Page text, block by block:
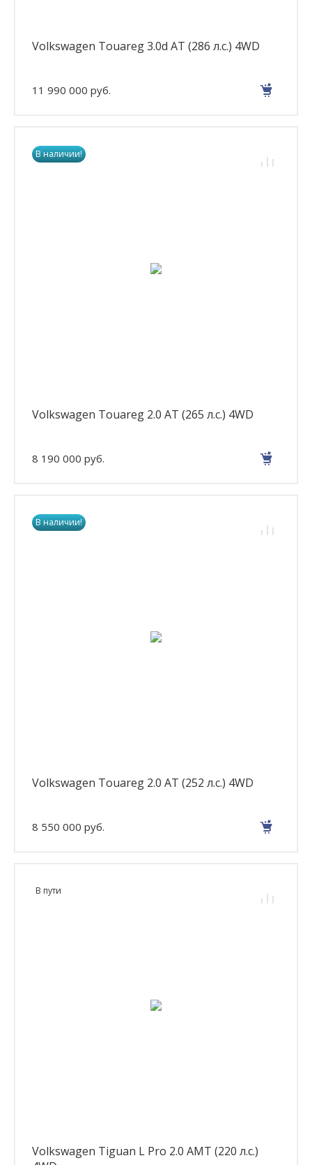
Volkswagen Touareg 3.0d AT (286 л.с.) 4WD
11 990 000 руб.
В наличии!
Volkswagen Touareg 2.0 AT (265 л.с.) 4WD
8 190 000 руб.
В наличии!
Volkswagen Touareg 2.0 AT (252 л.с.) 4WD
8 550 000 руб.
В пути
Volkswagen Tiguan L Pro 2.0 AMT (220 л.с.)